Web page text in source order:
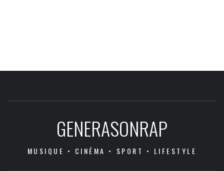
GENERASONRAP
MUSIQUE • CINÉMA • SPORT • LIFESTYLE